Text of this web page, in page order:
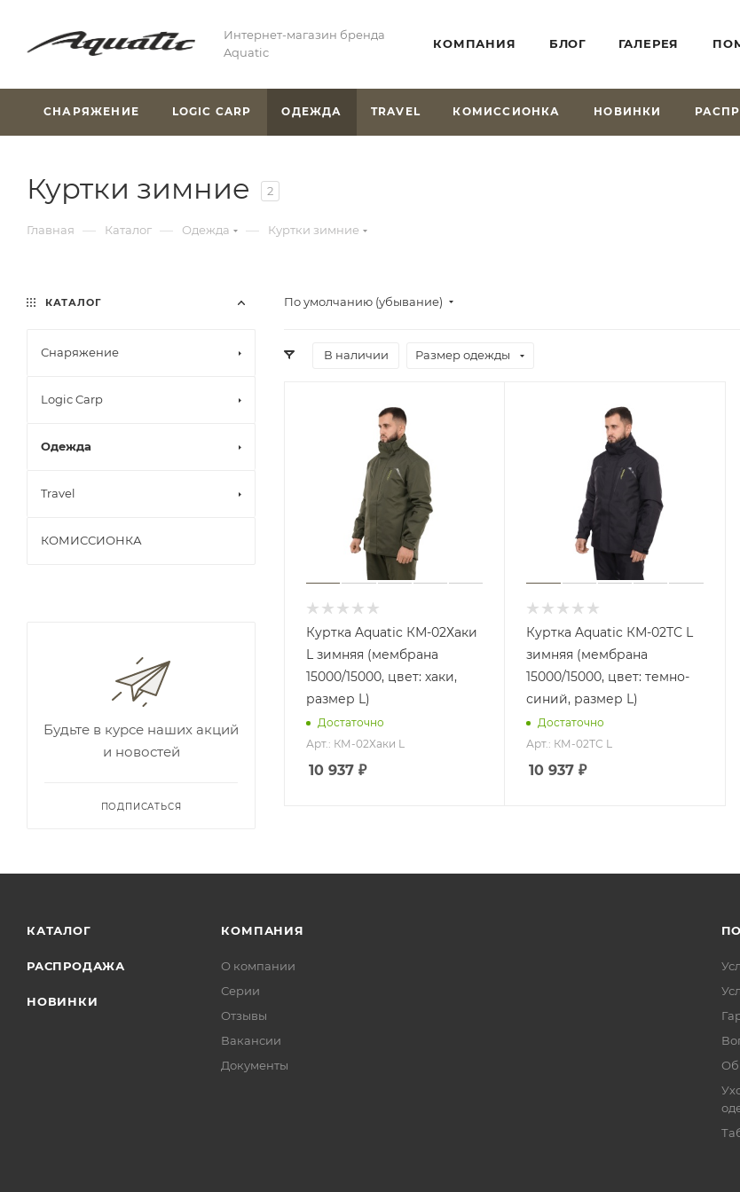
Интернет-магазин бренда
Aquatic
КОМПАНИЯ БЛОГ ГАЛЕРЕЯ
СНАРЯЖЕНИЕ LOGIC CARP ОДЕЖДА TRAVEL КОМИССИОНКА НОВИНКИ
Куртки зимние 2
Главная — Каталог — Одежда — Куртки зимние
По умолчанию (убывание)
В наличии Размер одежды
Куртка Aquatic КМ-02Хаки
L зимняя (мембрана
15000/15000, цвет: хаки,
размер L)
Достаточно
Арт.: КМ-02Хаки L
10 937 ₽
Куртка Aquatic КМ-02ТС L
зимняя (мембрана
15000/15000, цвет: темно-
синий, размер L)
Достаточно
Арт.: КМ-02ТС L
10 937 ₽
КАТАЛОГ
Снаряжение
Logic Carp
Одежда
Travel
КОМИССИОНКА
Будьте в курсе наших акций
и новостей
ПОДПИСАТЬСЯ
КАТАЛОГ
РАСПРОДАЖА
НОВИНКИ
КОМПАНИЯ
О компании
Серии
Отзывы
Вакансии
Документы